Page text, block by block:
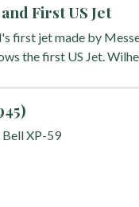
First US Jet
first jet made by
the first US Jet.
Bell XP-59